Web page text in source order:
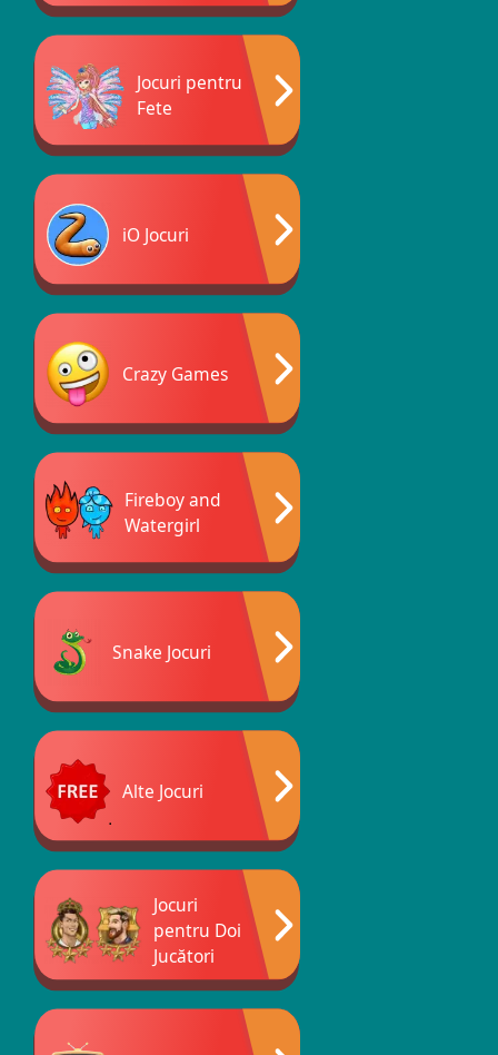
Jocuri pentru
Fete
iO Jocuri
Crazy Games
Fireboy and
Watergirl
Snake Jocuri
Alte Jocuri
Jocuri
pentru Doi
Jucători